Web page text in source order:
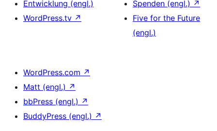
Entwicklung (engl.)
WordPress.tv ↗
Spenden (engl.) ↗
Five for the Future
(engl.)
WordPress.com ↗
Matt (engl.) ↗
bbPress (engl.) ↗
BuddyPress (engl.) ↗